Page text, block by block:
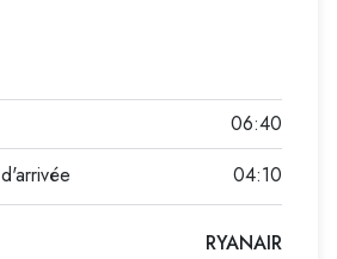
RYANAIR
06:40
04:10